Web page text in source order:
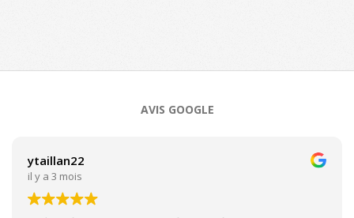
AVIS GOOGLE
ytaillan22
il y a 3 mois